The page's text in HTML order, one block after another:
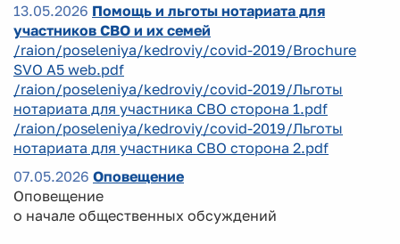
13.05.2026 Помощь и льготы нотариата для
участников СВО и их семей
/raion/poseleniya/kedroviy/covid-2019/Brochure
SVO A5 web.pdf
/raion/poseleniya/kedroviy/covid-2019/Льготы
нотариата для участника СВО сторона 1.pdf
/raion/poseleniya/kedroviy/covid-2019/Льготы
нотариата для участника СВО сторона 2.pdf
07.05.2026 Оповещение
Оповещение
о начале общественных обсуждений